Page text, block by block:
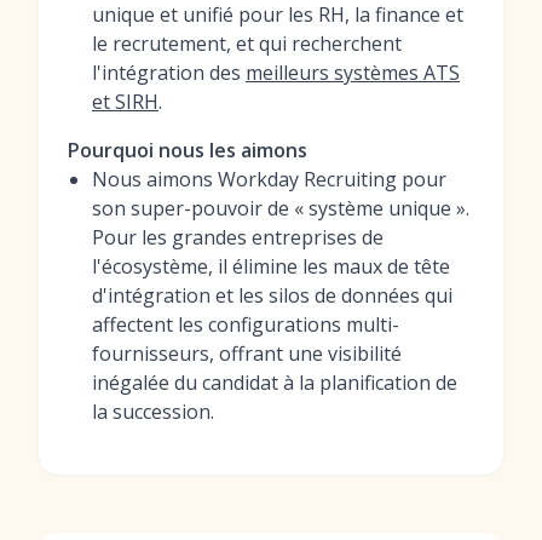
unique et unifié pour les RH, la finance et
le recrutement, et qui recherchent
l'intégration des meilleurs systèmes ATS
et SIRH.
Pourquoi nous les aimons
Nous aimons Workday Recruiting pour
son super-pouvoir de « système unique ».
Pour les grandes entreprises de
l'écosystème, il élimine les maux de tête
d'intégration et les silos de données qui
affectent les configurations multi-
fournisseurs, offrant une visibilité
inégalée du candidat à la planification de
la succession.